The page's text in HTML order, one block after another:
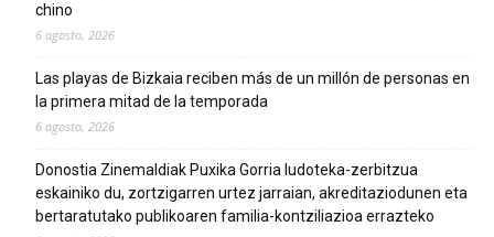
chino
6 agosto, 2026
Las playas de Bizkaia reciben más de un millón de personas en
la primera mitad de la temporada
6 agosto, 2026
Donostia Zinemaldiak Puxika Gorria ludoteka-zerbitzua
eskainiko du, zortzigarren urtez jarraian, akreditaziodunen eta
bertaratutako publikoaren familia-kontziliazioa errazteko